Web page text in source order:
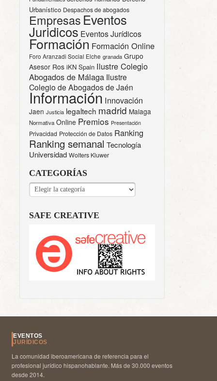
Urbanístico Despachos de abogados
Empresas Eventos
Juridicos Eventos Jurídicos
Formación Formación Online
Foro Aranzadi Social Elche granada Grupo
Asesor Ros iKN Spain Ilustre Colegio
Abogados de Málaga Ilustre
Colegio de Abogados de Jaén
Información Innovación
Jaen Justicia legaltech madrid Malaga
Normativa Online Premios Presentación
Privacidad Protección de Datos Ranking
Ranking semanal Tecnología
Universidad Wolters Kluwer
CATEGORÍAS
CATEGORÍAS
SAFE CREATIVE
EVENTOS
JURÍDICOS
La comunidad iberoamericana de referencia para el
profesional jurídico hispanohablante. Más de 30.000 eventos
desde 2014.